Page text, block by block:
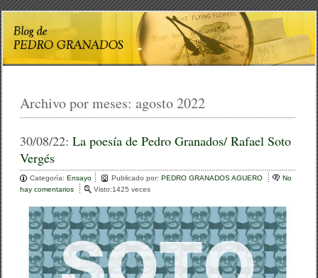
Archivo por meses:agosto 2022
30/08/22:La poesía de Pedro Granados/ Rafael Soto
Vergés
Categoría:Ensayo Publicado por:PEDRO GRANADOS AGUERO
No
hay comentarios
a
o
e
s
Visto:1425 veces